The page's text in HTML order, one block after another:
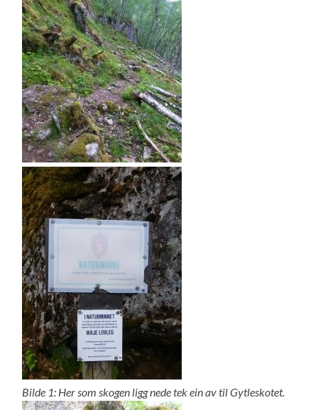
Bilde 1: Her som skogen ligg nede tek ein av til Gytleskotet.